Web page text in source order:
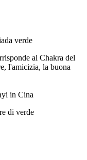
verde
al Chakra del
l'amicizia, la buona
in Cina
di verde